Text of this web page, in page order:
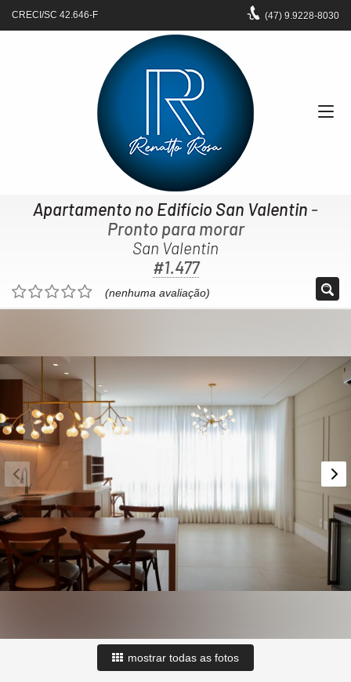
CRECI/SC 42.646-F (47) 9.9228-8030
Apartamento no Edifício San Valentin -
Pronto para morar
San Valentin
#1.477
(nenhuma avaliação)
mostrar todas as fotos